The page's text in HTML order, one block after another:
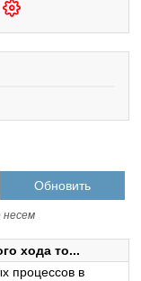
хода то...
процессов в